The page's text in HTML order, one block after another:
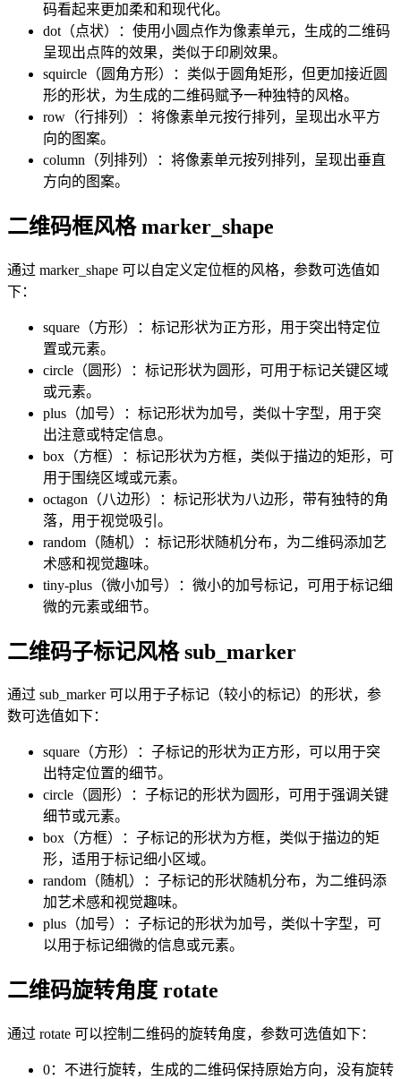
码看起来更加柔和和现代化。
dot（点状）：使用小圆点作为像素单元，生成的二维码
呈现出点阵的效果，类似于印刷效果。
squircle（圆角方形）：类似于圆角矩形，但更加接近圆
形的形状，为生成的二维码赋予一种独特的风格。
row（行排列）：将像素单元按行排列，呈现出水平方
向的图案。
column（列排列）：将像素单元按列排列，呈现出垂直
方向的图案。
二维码框风格 marker_shape
通过 marker_shape 可以自定义定位框的风格，参数可选值如
下：
square（方形）：标记形状为正方形，用于突出特定位
置或元素。
circle（圆形）：标记形状为圆形，可用于标记关键区域
或元素。
plus（加号）：标记形状为加号，类似十字型，用于突
出注意或特定信息。
box（方框）：标记形状为方框，类似于描边的矩形，可
用于围绕区域或元素。
octagon（八边形）：标记形状为八边形，带有独特的角
落，用于视觉吸引。
random（随机）：标记形状随机分布，为二维码添加艺
术感和视觉趣味。
tiny-plus（微小加号）：微小的加号标记，可用于标记细
微的元素或细节。
二维码子标记风格 sub_marker
通过 sub_marker 可以用于子标记（较小的标记）的形状，参
数可选值如下：
square（方形）：子标记的形状为正方形，可以用于突
出特定位置的细节。
circle（圆形）：子标记的形状为圆形，可用于强调关键
细节或元素。
box（方框）：子标记的形状为方框，类似于描边的矩
形，适用于标记细小区域。
random（随机）：子标记的形状随机分布，为二维码添
加艺术感和视觉趣味。
plus（加号）：子标记的形状为加号，类似十字型，可
以用于标记细微的信息或元素。
二维码旋转角度 rotate
通过 rotate 可以控制二维码的旋转角度，参数可选值如下：
0：不进行旋转，生成的二维码保持原始方向，没有旋转